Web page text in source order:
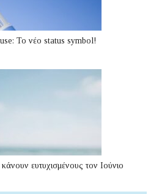
Το νέο status symbol!
ευτυχισμένους τον Ιούνιο